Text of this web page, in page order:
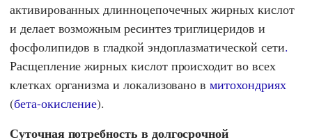
активированных длинноцепочечных жирных кислот
и делает возможным ресинтез триглицеридов и
фосфолипидов в гладкой эндоплазматической сети.
Расщепление жирных кислот происходит во всех
клетках организма и локализовано вмитохондриях
(бета-окисление).
Суточная потребность в долгосрочной